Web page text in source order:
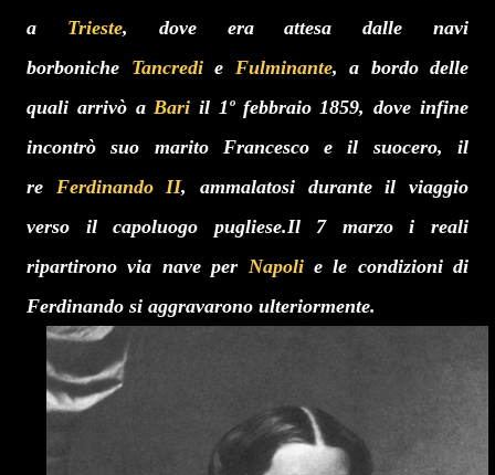
a Trieste, dove era attesa dalle navi
borboniche Tancredie Fulminante, a bordo delle
quali arrivò a Bari il 1º febbraio 1859, dove infine
incontrò suo marito Francesco e il suocero, il
re Ferdinando II, ammalatosi durante il viaggio
verso il capoluogo pugliese.Il 7 marzo i reali
ripartirono via nave per Napolie le condizioni di
Ferdinando si aggravarono ulteriormente.